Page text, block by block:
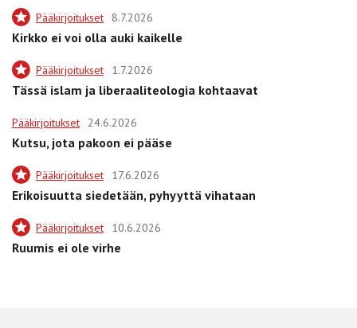
Pääkirjoitukset 8.7.2026
Kirkko ei voi olla auki kaikelle
Pääkirjoitukset 1.7.2026
Tässä islam ja liberaaliteologia kohtaavat
Pääkirjoitukset 24.6.2026
Kutsu, jota pakoon ei pääse
Pääkirjoitukset 17.6.2026
Erikoisuutta siedetään, pyhyyttä vihataan
Pääkirjoitukset 10.6.2026
Ruumis ei ole virhe